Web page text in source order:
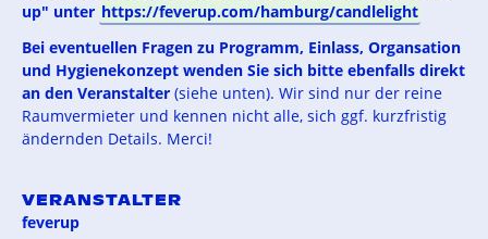
up" unter https://feverup.com/hamburg/candlelight
Bei eventuellen Fragen zu Programm, Einlass, Organsation
und Hygienekonzept wenden Sie sich bitte ebenfalls direkt
an den Veranstalter (siehe unten). Wir sind nur der reine
Raumvermieter und kennen nicht alle, sich ggf. kurzfristig
ändernden Details. Merci!
VERANSTALTER
feverup